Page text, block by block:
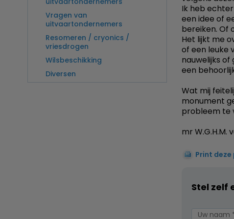
Vragen van
uitvaartondernemers
Resomeren / cryonics /
vriesdrogen
Wilsbeschikking
Diversen
Ik heb
een idee of
bereiken. Of
Het lijkt me
of een leuke
nauwelijks
een
Wat mij
monument
probleem te
mr W.G.H.M.
Print
Stel zelf